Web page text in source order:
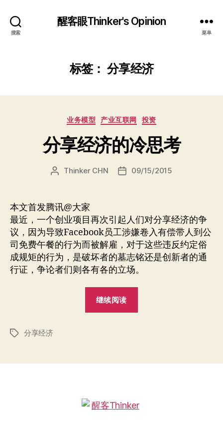
搜索
醒客眼Thinker's Opinion
菜单
标签： 分享经济
分
业务模型 产业互联网 投资
分享经济的冷思考
文
者
Thinker CHN
发 09/15/2015
本文首发腾讯@大家
最近，一个创业项目再次引起人们对分享经济的争
议，因为导致Facebook员工涉嫌卷入有偿带人到公
司免费午餐的行为而被解雇，对于这些违反约定俗
成规矩的行为，是破坏者的墓志铭还是创新者的通
行证，争论者们则各有各的立场。
继续阅读
冷
标
分享经济